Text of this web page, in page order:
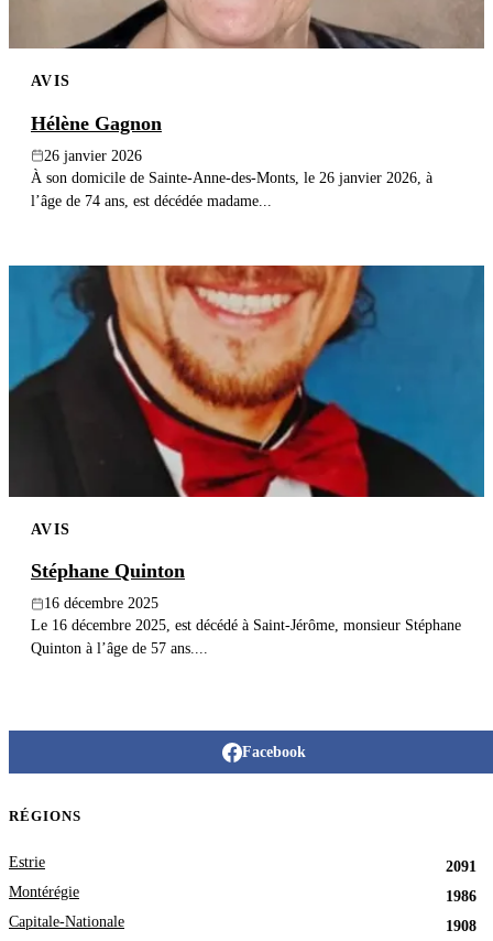
AVIS
Hélène Gagnon
26 janvier 2026
À son domicile de Sainte-Anne-des-Monts, le 26 janvier 2026, à
l’âge de 74 ans, est décédée madame...
AVIS
Stéphane Quinton
16 décembre 2025
Le 16 décembre 2025, est décédé à Saint-Jérôme, monsieur Stéphane
Quinton à l’âge de 57 ans....
Facebook
RÉGIONS
Estrie
2091
Montérégie
1986
Capitale-Nationale
1908